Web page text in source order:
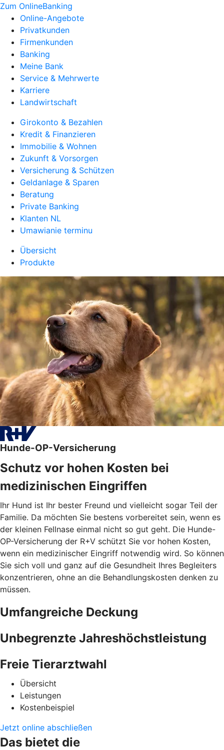
Zum OnlineBanking
Online-Angebote
Privatkunden
Firmenkunden
Banking
Meine Bank
Service & Mehrwerte
Karriere
Landwirtschaft
Girokonto & Bezahlen
Kredit & Finanzieren
Immobilie & Wohnen
Zukunft & Vorsorgen
Versicherung & Schützen
Geldanlage & Sparen
Beratung
Private Banking
Klanten NL
Umawianie terminu
Übersicht
Produkte
Hunde-OP-Versicherung
Schutz vor hohen Kosten bei
medizinischen Eingriffen
Ihr Hund ist Ihr bester Freund und vielleicht sogar Teil der
Familie. Da möchten Sie bestens vorbereitet sein, wenn es
der kleinen Fellnase einmal nicht so gut geht. Die Hunde-
OP-Versicherung der R+V schützt Sie vor hohen Kosten,
wenn ein medizinischer Eingriff notwendig wird. So können
Sie sich voll und ganz auf die Gesundheit Ihres Begleiters
konzentrieren, ohne an die Behandlungskosten denken zu
müssen.
Umfangreiche Deckung
Unbegrenzte Jahreshöchstleistung
Freie Tierarztwahl
Übersicht
Leistungen
Kostenbeispiel
Jetzt online abschließen
Das bietet die